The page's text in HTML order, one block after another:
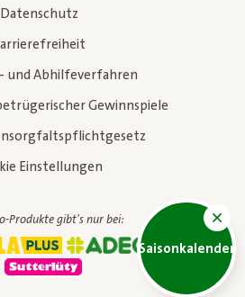
Saisonkalender
Datenschutz
und Abhilfeverfahren
Gewinnspiele
Einstellungen
Produkte gibt's nur bei: